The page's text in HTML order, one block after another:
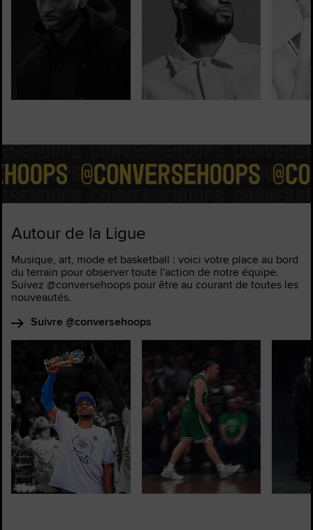
Autour de la Ligue
Musique, art, mode et basketball : voici votre place au bord
du terrain pour observer toute l'action de notre équipe.
Suivez @conversehoops pour être au courant de toutes les
nouveautés.
Suivre @conversehoops